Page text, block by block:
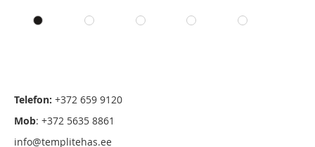
Telefon: +372 659 9120
Mob: +372 5635 8861
info@templitehas.ee